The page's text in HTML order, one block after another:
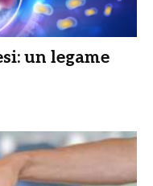
un legame